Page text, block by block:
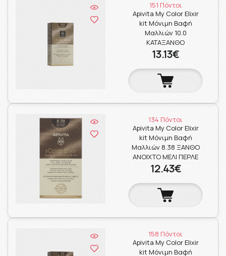
151 Πόντοι
Apivita My Color Elixir
kit Μόνιμη Βαφή
Μαλλιών 10.0
ΚΑΤΑΞΑΝΘΟ
13.13€
134 Πόντοι
Apivita My Color Elixir
kit Μόνιμη Βαφή
Μαλλιών 8.38 ΞΑΝΘΟ
ΑΝΟΙΧΤΟ ΜΕΛΙ ΠΕΡΛΕ
12.43€
158 Πόντοι
Apivita My Color Elixir
kit Μόνιμη Βαφή